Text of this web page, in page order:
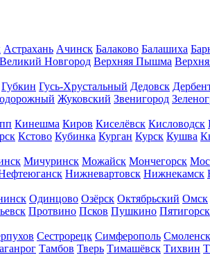
Астрахань Ачинск Балаково Балашиха
Великий Новгород Верхняя Пышма
Губкин Гусь-Хрустальный Дедовск
Жуковский Звенигород
Кинешма Киров Киселёвск Кисловодск
Кстово Кубинка Курган Курск Кушва
Мичуринск Можайск Мончегорск
Нижневартовск Нижнекамск
Одинцово Озёрск Октябрьский Омск
Протвино Псков Пушкино Пятигорск
Сестрорецк Симферополь Смоленск
Тамбов Тверь Тимашёвск Тихвин